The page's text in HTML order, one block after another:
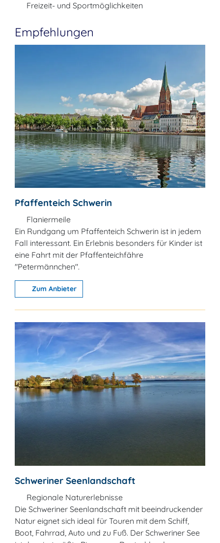
Freizeit- und Sportmöglichkeiten
Empfehlungen
Pfaffenteich Schwerin
Flaniermeile
Ein Rundgang um Pfaffenteich Schwerin ist in jedem
Fall interessant. Ein Erlebnis besonders für Kinder ist
eine Fahrt mit der Pfaffenteichfähre
"Petermännchen".
Zum Anbieter
Schweriner Seenlandschaft
Regionale Naturerlebnisse
Die Schweriner Seenlandschaft mit beeindruckender
Natur eignet sich ideal für Touren mit dem Schiff,
Boot, Fahrrad, Auto und zu Fuß. Der Schweriner See